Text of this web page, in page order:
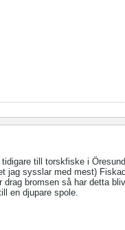
till torskfiske i
sysslar med mest)
bromsen så har detta
en djupare spole.